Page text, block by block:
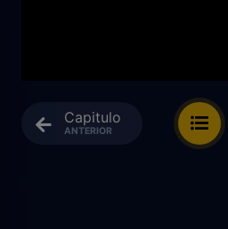
Capitulo
ANTERIOR